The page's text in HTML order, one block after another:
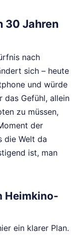
30 Jahren
nach
sich – heute
und würde
das Gefühl, allein
zu müssen,
der
die Welt da
ist, man
Heimkino-
ein klarer Plan.